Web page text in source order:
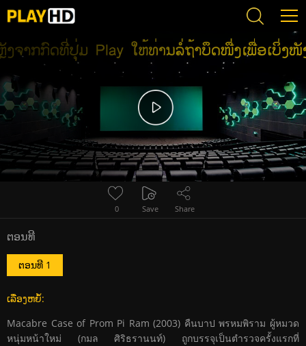
Error loading media: File could not be played
0 Save Share
ຕອນທີ
ຕອນທີ 1
ເລື່ອງຫຍໍ້:
Macabre Case of Prom Pi Ram (2003) คืนบาป พรหมพิราม ผู้หมวด
หนุ่มหน้าใหม่ (กมล ศิริธรานนท์) ถูกบรรจุเป็นตำรวจครั้งแรกที่